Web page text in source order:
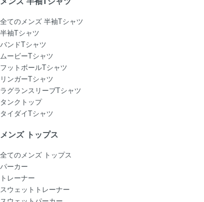
全てのメンズ 半袖Tシャツ
半袖Tシャツ
バンドTシャツ
ムービーTシャツ
フットボールTシャツ
リンガーTシャツ
ラグランスリーブTシャツ
タンクトップ
タイダイTシャツ
メンズ トップス
全てのメンズ トップス
パーカー
トレーナー
スウェットトレーナー